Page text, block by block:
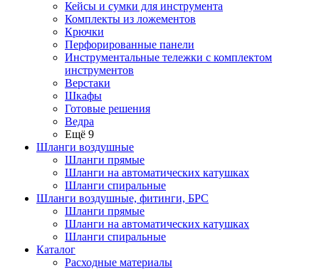
Кейсы и сумки для инструмента
Комплекты из ложементов
Крючки
Перфорированные панели
Инструментальные тележки с комплектом
инструментов
Верстаки
Шкафы
Готовые решения
Ведра
Ещё 9
Шланги воздушные
Шланги прямые
Шланги на автоматических катушках
Шланги спиральные
Шланги воздушные, фитинги, БРС
Шланги прямые
Шланги на автоматических катушках
Шланги спиральные
Каталог
Расходные материалы